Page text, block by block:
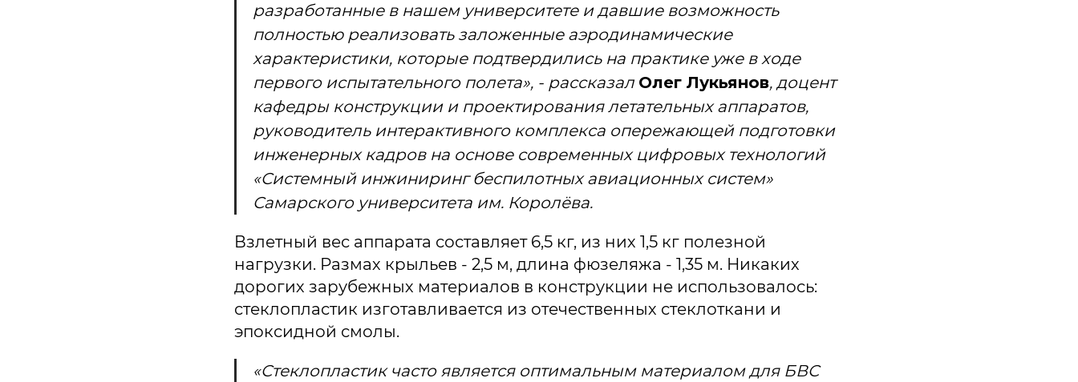
разработанные в нашем университете и давшие возможность
полностью реализовать заложенные аэродинамические
характеристики, которые подтвердились на практике уже в ходе
первого испытательного полета», - рассказал Олег Лукьянов, доцент
кафедры конструкции и проектирования летательных аппаратов,
руководитель интерактивного комплекса опережающей подготовки
инженерных кадров на основе современных цифровых технологий
«Системный инжиниринг беспилотных авиационных систем»
Самарского университета им. Королёва.
Взлетный вес аппарата составляет 6,5 кг, из них 1,5 кг полезной
нагрузки. Размах крыльев - 2,5 м, длина фюзеляжа - 1,35 м. Никаких
дорогих зарубежных материалов в конструкции не использовалось:
стеклопластик изготавливается из отечественных стеклоткани и
эпоксидной смолы.
«Стеклопластик часто является оптимальным материалом для БВС